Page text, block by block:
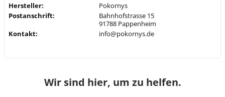
Hersteller:
Pokornys
Postanschrift:
Bahnhofstrasse 15
91788 Pappenheim
Kontakt:
info@pokornys.de
Wir sind hier, um zu helfen.